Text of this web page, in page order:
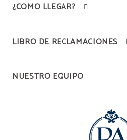
¿CÓMO LLEGAR?
LIBRO DE RECLAMACIONES
NUESTRO EQUIPO